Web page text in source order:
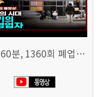
추적60분, 1360회 폐업의 시대, 위기의 자영업자